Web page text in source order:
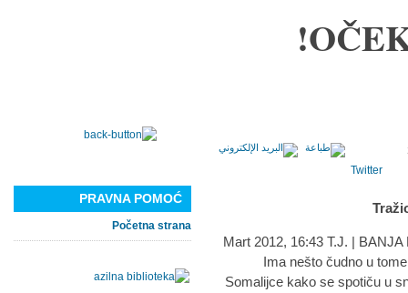
Twitter
Ima nešto čudno u
Somalijce kako se spotiču u
PRAVNA POMOĆ
Početna strana